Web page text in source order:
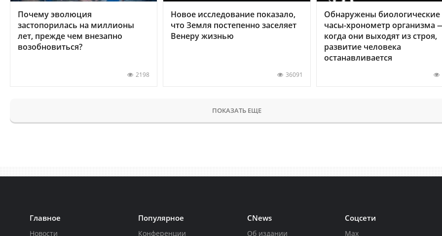
Почему эволюция
застопорилась на миллионы
лет, прежде чем внезапно
возобновиться?
2198
Новое исследование показало,
что Земля постепенно заселяет
Венеру жизнью
36091
Обнаружены биологические
часы-хронометр организма
когда они выходят из строя,
развитие человека
останавливается
ПОКАЗАТЬ ЕЩЕ
Главное
Новости
Популярное
Конференции
CNews
Об издании
Соцсети
Max